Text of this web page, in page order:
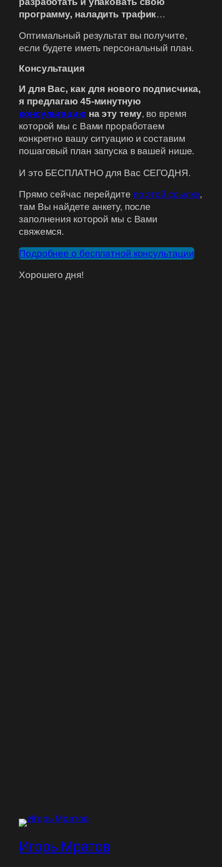
программу, наладить трафик…
Оптимальный результат вы получите,
если будете иметь персональный план.
Консультация
И для Вас, как для нового подписчика,
я предлагаю 45-минутную
консультациюна эту тему, во время
которой мы с Вами проработаем
конкретно вашу ситуацию и составим
пошаговый план запуска в вашей нише.
И это БЕСПЛАТНО для Вас СЕГОДНЯ.
Прямо сейчас перейдите по этой ссылке,
там Вы найдете анкету, после
заполнения которой мы с Вами
свяжемся.
Подробнее о бесплатной консультации
Хорошего дня!
Игорь Мратов